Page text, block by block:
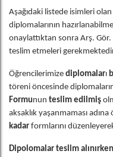
Aşağıdaki listede isimleri
diplomalarının
onaylattıktan sonra Arş. Gör.
teslim etmeleri
Öğrencilerimize diplomaları
töreni öncesinde
Formunun teslim edilmiş
aksaklık yaşanmaması
kadar formlarını
Dipolomalar teslim